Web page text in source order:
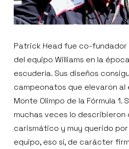
Patrick Head fue co-
del equipo Williams en la
escudería. Sus diseños
campeonatos que elevaron al
Monte Olimpo de la Fórmula 1.
muchas veces lo describieron
carismático y muy querido por
equipo, eso sí, de carácter